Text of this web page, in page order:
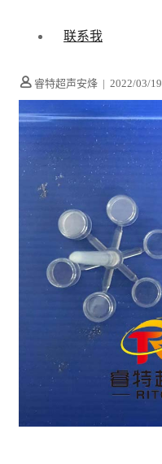
联系我
睿特超声安烽 | 2022/03/19